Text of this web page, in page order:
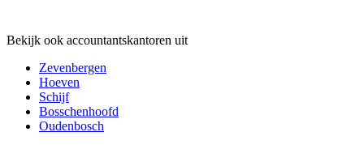
Bekijk ook accountantskantoren uit
Zevenbergen
Hoeven
Schijf
Bosschenhoofd
Oudenbosch